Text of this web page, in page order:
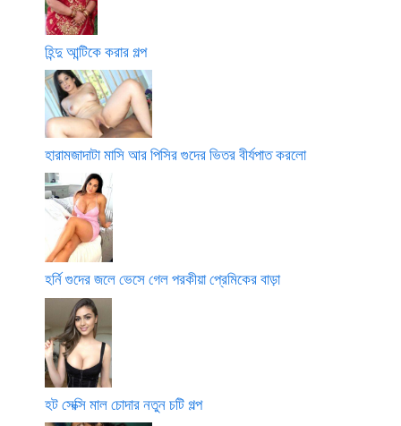
হিন্দু আন্টিকে করার গল্প
হারামজাদাটা মাসি আর পিসির গুদের ভিতর বীর্যপাত করলো
হর্নি গুদের জলে ভেসে গেল পরকীয়া প্রেমিকের বাড়া
হট সেক্সি মাল চোদার নতুন চটি গল্প